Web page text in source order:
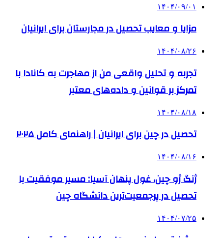
۱۴۰۴/۰۹/۰۱
مزایا و معایب تحصیل در مجارستان برای ایرانیان
۱۴۰۴/۰۸/۲۶
تجربه و تحلیل واقعی من از مهاجرت به کانادا با
تمرکز بر قوانین و داده‌های معتبر
۱۴۰۴/۰۸/۱۸
تحصیل در چین برای ایرانیان | راهنمای کامل ۲۰۲۵
۱۴۰۴/۰۸/۱۶
ژنگ ژو چین، غول پنهان آسیا: مسیر موفقیت با
تحصیل در پرجمعیت‌ترین دانشگاه چین
۱۴۰۴/۰۷/۲۵